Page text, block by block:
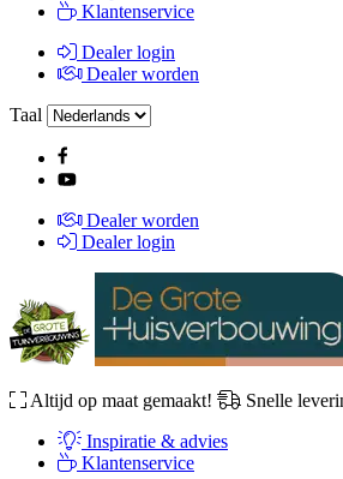
Klantenservice
Dealer login
Dealer worden
Taal
Dealer worden
Dealer login
Altijd op maat gemaakt!
Snelle
Inspiratie & advies
Klantenservice